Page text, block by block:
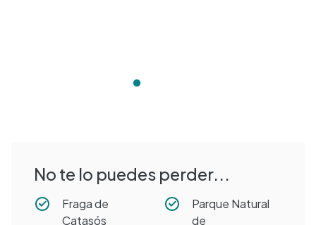
No te lo puedes perder...
Fraga de
Catasós
Parque Natural
de